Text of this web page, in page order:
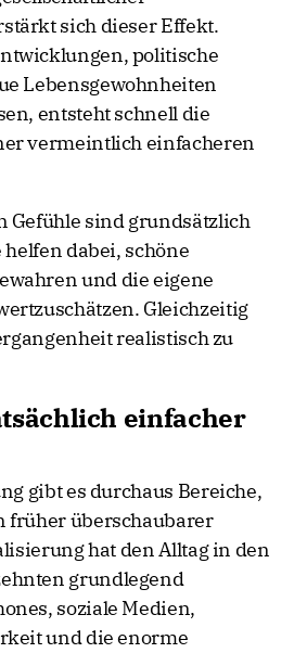
sich dieser Effekt.
politische
Lebensgewohnheiten
entsteht schnell die
vermeintlich einfacheren
Gefühle sind grundsätzlich
helfen dabei, schöne
und die eigene
Gleichzeitig
realistisch zu
einfacher
gibt es durchaus Bereiche,
früher überschaubarer
hat den Alltag in den
grundlegend
soziale Medien,
und die enorme